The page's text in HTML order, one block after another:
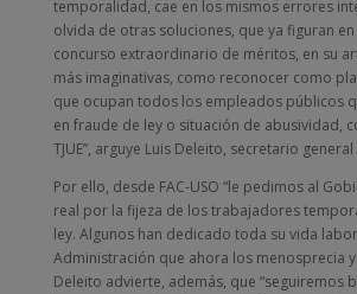
temporalidad, cae en los mismos errores
olvida de otras soluciones, que ya figuran en
concurso extraordinario de méritos, en su
más imaginativas, como reconocer como
que ocupan todos los empleados públicos
en fraude de ley o situación de abusividad,
TJUE”, arguye Luis Deleito, secretario general
Por ello, desde FAC-USO “le pedimos al
real por la fijeza de los trabajadores
ley. Algunos han dedicado toda su vida
Administración que ahora los menosprecia y
Deleito advierte, además, que “seguiremos